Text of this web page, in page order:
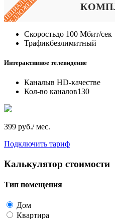
ПРЕДЛОЖЕНИЕ
Скоростьдо 100 Мбит/сек
Трафикбезлимитный
Интерактивное телевидение
Каналыв HD-качестве
Кол-во каналов130
399 руб./ мес.
Подключить тариф
Калькулятор стоимости
Тип помещения
Дом
Квартира